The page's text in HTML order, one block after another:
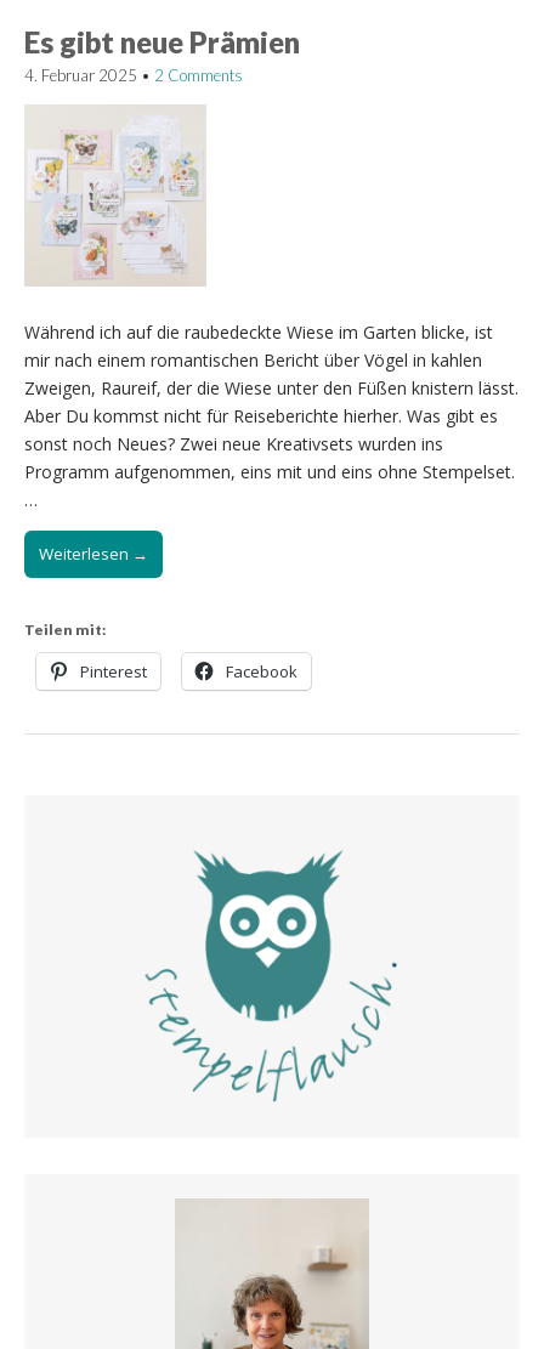
Es gibt neue Prämien
4. Februar 2025 • 2 Comments
Während ich auf die raubedeckte Wiese im Garten blicke, ist
mir nach einem romantischen Bericht über Vögel in kahlen
Zweigen, Raureif, der die Wiese unter den Füßen knistern lässt.
Aber Du kommst nicht für Reiseberichte hierher. Was gibt es
sonst noch Neues? Zwei neue Kreativsets wurden ins
Programm aufgenommen, eins mit und eins ohne Stempelset.
…
Weiterlesen →
Teilen mit:
Pinterest Facebook